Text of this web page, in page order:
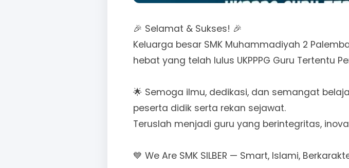
🎉 Selamat & Sukses! 🎉
Keluarga besar SMK Muhammadiyah 2
hebat yang telah lulus UKPPPG Guru Tertentu
🌟 Semoga ilmu, dedikasi, dan semangat
peserta didik serta rekan sejawat.
Teruslah menjadi guru yang berintegritas,
💙 We Are SMK SILBER — Smart, Islami,